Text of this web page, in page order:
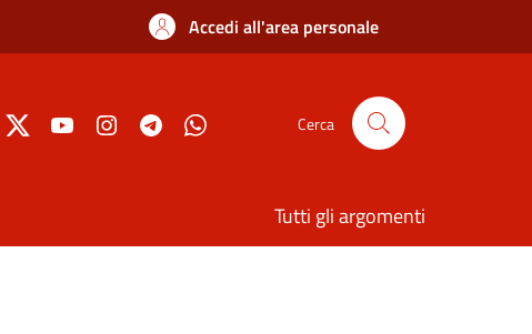
Accedi all'area personale
Cerca
Tutti gli argomenti